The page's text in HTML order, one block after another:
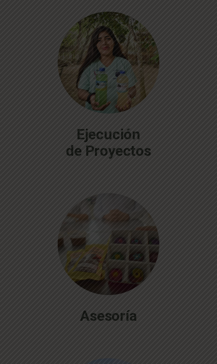
Ejecución
de Proyectos
Asesoría